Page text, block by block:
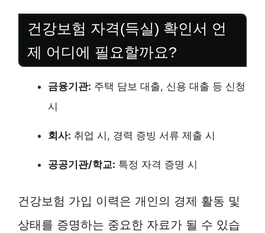
건강보험 자격(득실) 확인서 언
제 어디에 필요할까요?
금융기관: 주택 담보 대출, 신용 대출 등 신청
시
회사: 취업 시, 경력 증빙 서류 제출 시
공공기관/학교: 특정 자격 증명 시
건강보험 가입 이력은 개인의 경제 활동 및
상태를 증명하는 중요한 자료가 될 수 있습